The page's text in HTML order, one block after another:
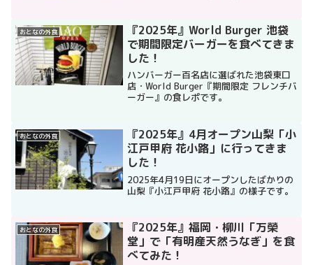
おとなの外食
『2025年』World Burger 池袋
で期間限定バーガーを食べてきま
した！
ハンバーガー百名店に選ばれた池袋東口
店・World Burger『期間限定 フレンチバ
ーガー』の食レポです。
おとなの外食
『2025年』4月オープン山梨「小
江戸甲府 花小路」に行ってきま
した！
2025年4月19日にオープンしたばかりの
山梨『小江戸甲府 花小路』の様子です。
おとなの外食
『2025年』福岡・柳川「万榮
堂」で「有明産天然うなぎ」を食
べてみた！